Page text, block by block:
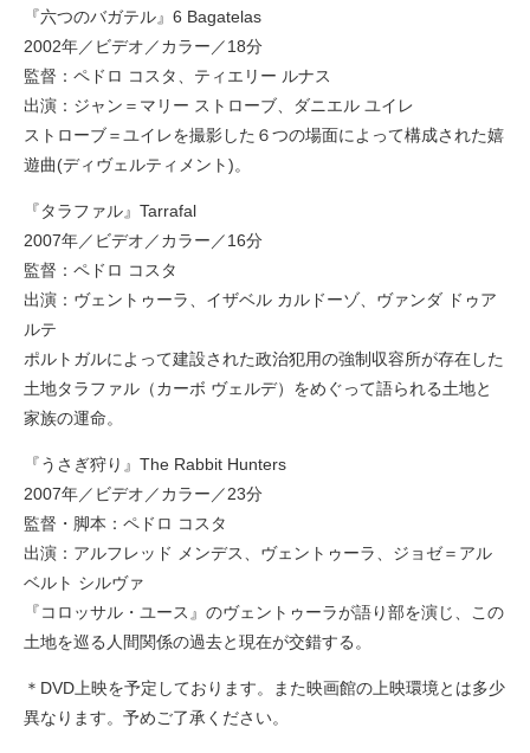
『六つのバガテル』6 Bagatelas
2002年／ビデオ／カラー／18分
監督：ペドロ コスタ、ティエリー ルナス
出演：ジャン＝マリー ストローブ、ダニエル ユイレ
ストローブ＝ユイレを撮影した６つの場面によって構成された嬉
遊曲(ディヴェルティメント)。
『タラファル』Tarrafal
2007年／ビデオ／カラー／16分
監督：ペドロ コスタ
出演：ヴェントゥーラ、イザベル カルドーゾ、ヴァンダ ドゥア
ルテ
ポルトガルによって建設された政治犯用の強制収容所が存在した
土地タラファル（カーボ ヴェルデ）をめぐって語られる土地と
家族の運命。
『うさぎ狩り』The Rabbit Hunters
2007年／ビデオ／カラー／23分
監督・脚本：ペドロ コスタ
出演：アルフレッド メンデス、ヴェントゥーラ、ジョゼ＝アル
ベルト シルヴァ
『コロッサル・ユース』のヴェントゥーラが語り部を演じ、この
土地を巡る人間関係の過去と現在が交錯する。
＊DVD上映を予定しております。また映画館の上映環境とは多少
異なります。予めご了承ください。